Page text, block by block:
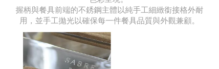
握柄與餐具前端的不銹鋼主體以純手工細緻銜接格外耐
用，並手工拋光以確保每一件餐具品質與外觀兼顧。